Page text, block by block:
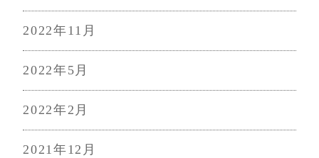
2022年11月
2022年5月
2022年2月
2021年12月